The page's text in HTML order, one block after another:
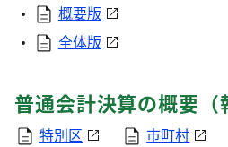
概要版
全体版
普通会計決算の概要（
特別区 市町村